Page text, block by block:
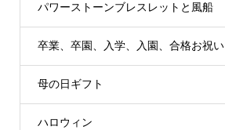
パワーストーンブレスレットと風船
卒業、卒園、入学、入園、合格お祝い
母の日ギフト
ハロウィン